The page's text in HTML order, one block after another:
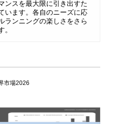
ンスを最大限に引き出すた
います。各自のニーズに応
ランニングの楽しさをさら
。
市場2026